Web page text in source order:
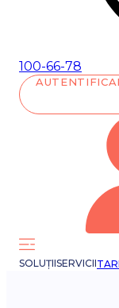
100-66-78
SOLUȚIISERVICII